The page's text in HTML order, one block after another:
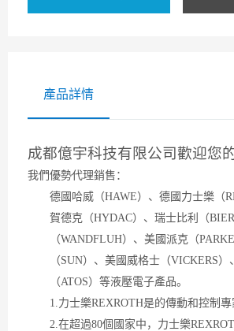
產品詳情
成都億宇科技有限公司歡迎您
我們優勢代理銷售：
德國哈威（HAWE）、德國力士樂（
賀德克（HYDAC）、瑞士比利（
（WANDFLUH）、美國派克（
（SUN）、美國威格士（VICKERS
（ATOS）等液壓電子產品。
1.力士樂REXROTH是的傳動和控制專
2.在超過80個國家中，力士樂